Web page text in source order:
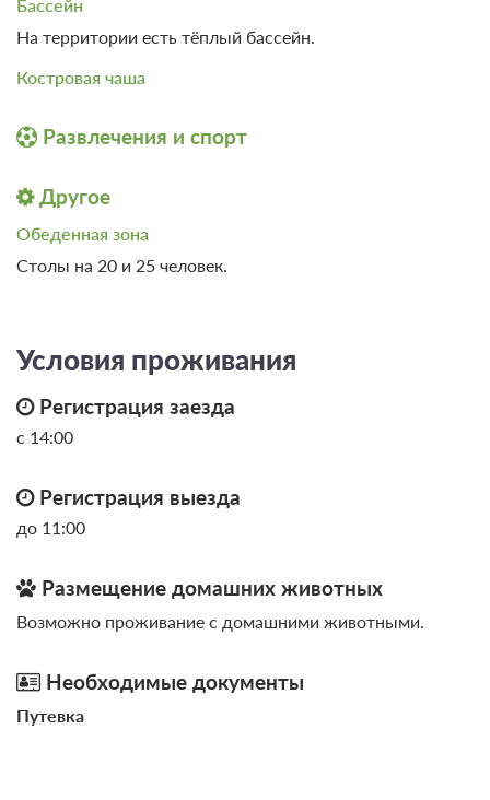
Бассейн
На территории есть тёплый бассейн.
Костровая чаша
Развлечения и спорт
Другое
Обеденная зона
Столы на 20 и 25 человек.
Условия проживания
Регистрация заезда
с 14:00
Регистрация выезда
до 11:00
Размещение домашних животных
Возможно проживание с домашними животными.
Необходимые документы
Путевка